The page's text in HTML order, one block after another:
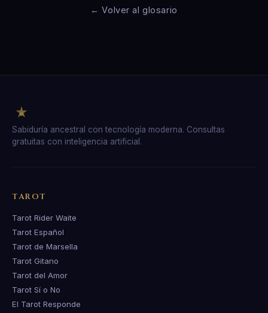
← Volver al glosario
Sabiduría ancestral con tecnología moderna. Consultas
gratuitas con inteligencia artificial.
TAROT
Tarot Rider Waite
Tarot Español
Tarot de Marsella
Tarot Gitano
Tarot del Amor
Tarot Sí o No
El Tarot Responde